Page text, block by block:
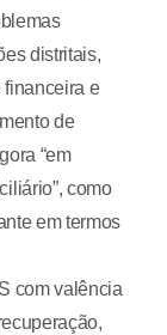
distritais,
e
de
“em
como
em termos
com valência